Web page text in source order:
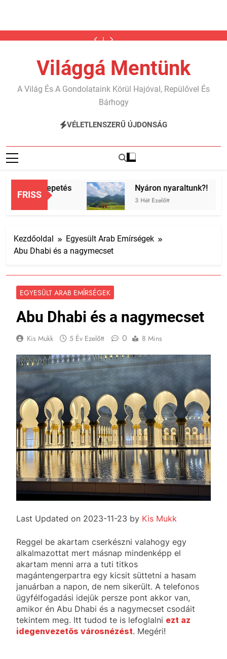
tartalomra
Megkutyásodtunk
Telgárt,
Nyáron
Karib…
Megkutyásodtunk
Telgárt,
Nyáron
rész
Világgá Mentünk
A Világ És A Gondolataink Körül Hajóval, Repülővel És
Bárhogy
VÉLETLENSZERŰ ÚJDONSÁG
FRISS
Nyáron nyaraltunk?!
3 Hét Ezelőtt
Kezdőoldal
Egyesült Arab Emírségek
Abu Dhabi és a nagymecset
EGYESÜLT ARAB EMÍRSÉGEK
Abu Dhabi és a nagymecset
Kis Mukk 5 Év Ezelőtt 0 8 Mins
Last Updated on 2023-11-23 by Kis Mukk
Reggel be akartam cserkészni valahogy egy
alkalmazottat mert másnap mindenképp el
akartam menni arra a tuti titkos
magántengerpartra egy kicsit süttetni a hasam
januárban a napon, de nem sikerült. A telefonos
ügyfélfogadási idejük persze pont akkor van,
amikor én Abu Dhabi és a nagymecset csodáit
tekintem meg. Itt tudod te is lefoglalni ezt az
idegenvezetős városnézést. Megéri!